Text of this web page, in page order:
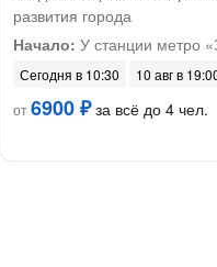
развития города
Начало: У станции метро
Сегодня в 10:30
10 авг в
от6900 ₽за всё до 4 чел.